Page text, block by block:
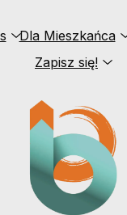
Dla Mieszkańca
Zapisz się!